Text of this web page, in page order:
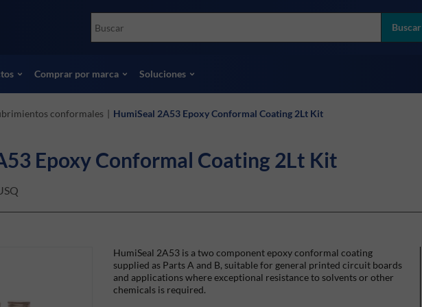
Socomore
Buscar
Comprar por marca Soluciones
conformales | HumiSeal 2A53 Epoxy Conformal Coating 2Lt Kit
Epoxy Conformal Coating 2Lt Kit
HumiSeal 2A53 is a two component epoxy conformal coating
supplied as Parts A and B, suitable for general printed circuit boards
and applications where exceptional resistance to solvents or other
chemicals is required.